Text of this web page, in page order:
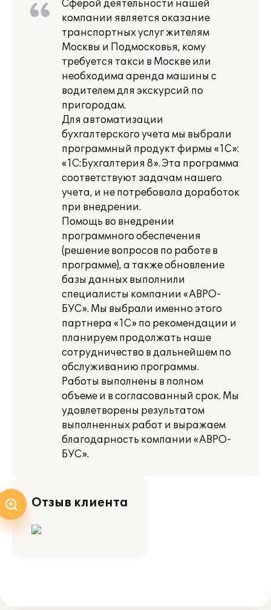
Сферой деятельности нашей
компании является оказание
транспортных услуг жителям
Москвы и Подмосковья, кому
требуется такси в Москве или
необходима аренда машины с
водителем для экскурсий по
пригородам.
Для автоматизации
бухгалтерского учета мы выбрали
программный продукт фирмы «1С»:
«1С:Бухгалтерия 8». Эта программа
соответствуют задачам нашего
учета, и не потребовала доработок
при внедрении.
Помощь во внедрении
программного обеспечения
(решение вопросов по работе в
программе), а также обновление
базы данных выполнили
специалисты компании «АВРО-
БУС». Мы выбрали именно этого
партнера «1С» по рекомендации и
планируем продолжать наше
сотрудничество в дальнейшем по
обслуживанию программы.
Работы выполнены в полном
объеме и в согласованный срок. Мы
удовлетворены результатом
выполненных работ и выражаем
благодарность компании «АВРО-
БУС».
Отзыв клиента